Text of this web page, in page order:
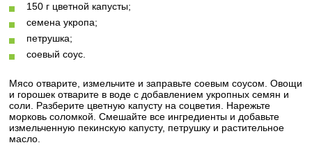
150 г цветной капусты;
семена укропа;
петрушка;
соевый соус.
Мясо отварите, измельчите и заправьте соевым соусом. Овощи
и горошек отварите в воде с добавлением укропных семян и
соли. Разберите цветную капусту на соцветия. Нарежьте
морковь соломкой. Смешайте все ингредиенты и добавьте
измельченную пекинскую капусту, петрушку и растительное
масло.